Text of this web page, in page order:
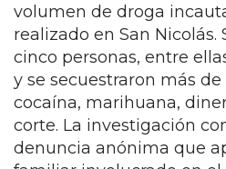
RAMALLO
SAN PEDRO
PROVINCIA
PAIS
volumen de droga
realizado en San Nicolás.
cinco personas, entre
y se secuestraron más de
cocaína, marihuana,
corte. La investigación
denuncia anónima que